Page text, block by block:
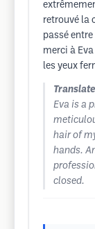
retrouvé la
passé entre
merci à
les yeux
Eva is a
hair of
hands.
closed.